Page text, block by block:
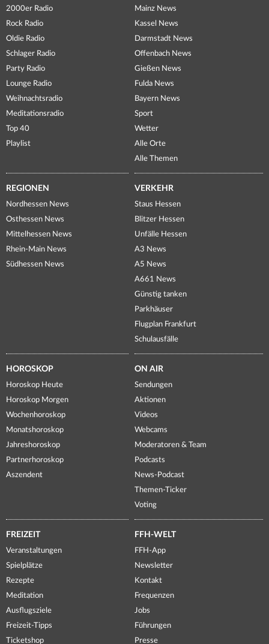
2000er Radio
Rock Radio
Oldie Radio
Schlager Radio
Party Radio
Lounge Radio
Weihnachtsradio
Meditationsradio
Top 40
Playlist
Mainz News
Kassel News
Darmstadt News
Offenbach News
Gießen News
Fulda News
Bayern News
Sport
Wetter
Alle Orte
Alle Themen
REGIONEN
Nordhessen News
Osthessen News
Mittelhessen News
Rhein-Main News
Südhessen News
VERKEHR
Staus Hessen
Blitzer Hessen
Unfälle Hessen
A3 News
A5 News
A661 News
Günstig tanken
Parkhäuser
Flugplan Frankfurt
Schulausfälle
HOROSKOP
Horoskop Heute
Horoskop Morgen
Wochenhoroskop
Monatshoroskop
Jahreshoroskop
Partnerhoroskop
Aszendent
ON AIR
Sendungen
Aktionen
Videos
Webcams
Moderatoren & Team
Podcasts
News-Podcast
Themen-Ticker
Voting
FREIZEIT
Veranstaltungen
Spielplätze
Rezepte
Meditation
Ausflugsziele
Freizeit-Tipps
Ticketshop
FFH-WELT
FFH-App
Newsletter
Kontakt
Frequenzen
Jobs
Führungen
Presse